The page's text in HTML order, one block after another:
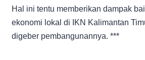
Hal ini tentu memberikan dampak
ekonomi lokal di IKN Kalimantan
digeber pembangunannya. ***